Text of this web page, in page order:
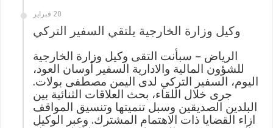
20 فبراير
وكيل وزارة الخارجية يلتقي السفير التركي
الرياض – سبأنت التقى وكيل وزارة الخارجية
للشؤون المالية والادارية السفير أوسان العود،
اليوم، السفير التركي لدى اليمن مصطفى بولات.
جرى خلال اللقاء، بحث العلاقات الثنائية بين
البلدين الصديقين وسبل تنميتها وتنسيق المواقف
ازاء القضايا ذات الاهتمام المشترك. وعبر الوكيل